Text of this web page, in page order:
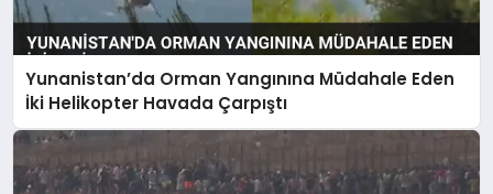
Yunanistan’da Orman Yangınına Müdahale Eden
İki Helikopter Havada Çarpıştı